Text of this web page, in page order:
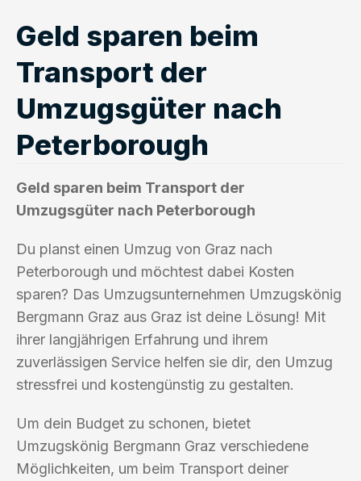
Geld sparen beim
Transport der
Umzugsgüter nach
Peterborough
Geld sparen beim Transport der
Umzugsgüter nach Peterborough
Du planst einen Umzug von Graz nach
Peterborough und möchtest dabei Kosten
sparen? Das Umzugsunternehmen Umzugskönig
Bergmann Graz aus Graz ist deine Lösung! Mit
ihrer langjährigen Erfahrung und ihrem
zuverlässigen Service helfen sie dir, den Umzug
stressfrei und kostengünstig zu gestalten.
Um dein Budget zu schonen, bietet
Umzugskönig Bergmann Graz verschiedene
Möglichkeiten, um beim Transport deiner